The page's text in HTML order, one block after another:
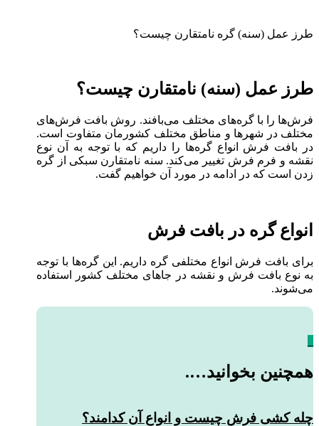
طرز عمل (سنه) گره نامتقارن چیست؟
طرز عمل (سنه) نامتقارن چیست؟
فرش‌ها را با گره‌های مختلف می‌بافند. روش بافت فرش‌های
مختلف در شهرها و مناطق مختلف کشورمان متفاوت است.
در بافت فرش انواع گره‌ها را داریم که با توجه به آن نوع
نقشه و فرم فرش تغییر می‌کند. سنه نامتقارن سبکی از گره
زدن است که در ادامه در مورد آن خواهیم گفت.
انواع گره در بافت فرش
برای بافت فرش انواع مختلفی گره داریم. این گره‌ها با توجه
به نوع بافت فرش و نقشه در جاهای مختلف کشور استفاده
می‌شوند.
همچنین بخوانید….
چله کشی فرش چیست و انواع آن کدامند؟